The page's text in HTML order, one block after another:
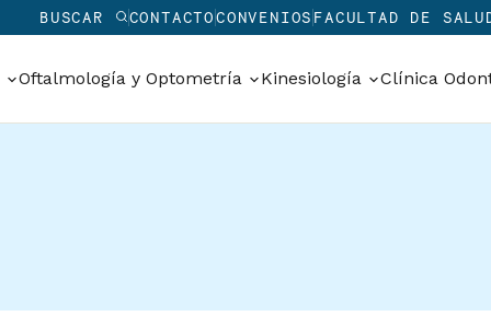
BUSCAR CONTACTOCONVENIOS FACULTAD DE
Oftalmología y Optometría Kinesiología Clínica